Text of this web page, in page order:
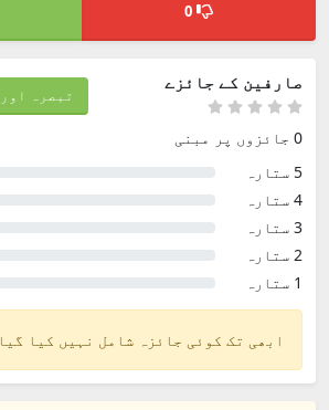
0
تبصرہ
صارفین کے جائزے
0 جائزوں پر مبنی
5 ستارہ
4 ستارہ
3 ستارہ
2 ستارہ
1 ستارہ
ابھی تک کوئی جائزہ شامل نہیں کیا